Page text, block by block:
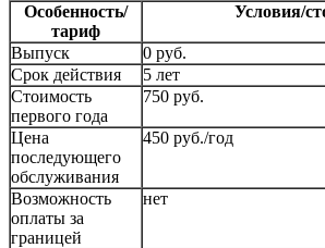
Особенность/
тариф
Условия/
Выпуск
0 руб.
Срок действия
5 лет
Стоимость
первого года
750 руб.
Цена
последующего
обслуживания
450 руб./год
Возможность
оплаты за
границей
нет